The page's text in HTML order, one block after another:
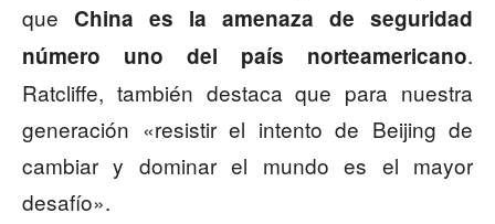
que China es la amenaza de seguridad
número uno del país norteamericano.
Ratcliffe, también destaca que para nuestra
generación «resistir el intento de Beijing de
cambiar y dominar el mundo es el mayor
desafío».